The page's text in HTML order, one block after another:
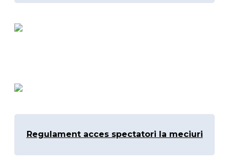
Regulament acces spectatori la meciuri